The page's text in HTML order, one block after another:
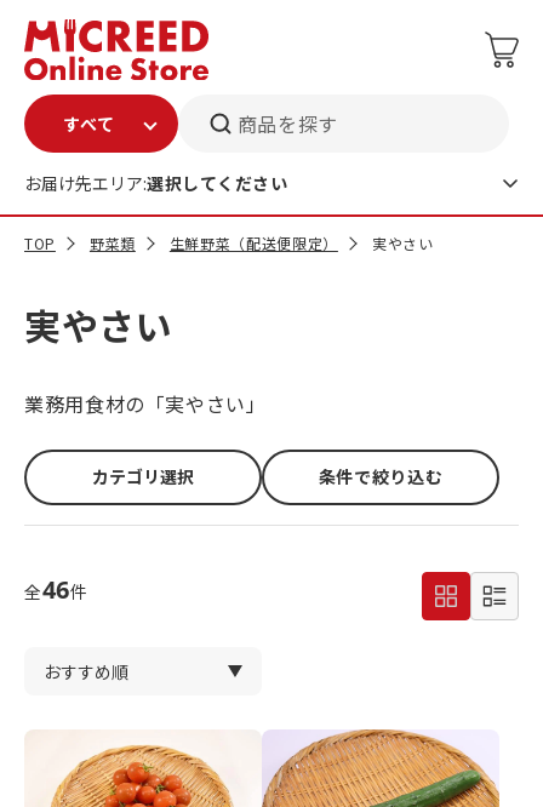
商品を探す
お届け先エリア:選択してください
TOP 野菜類 生鮮野菜（配送便限定） 実やさい
実やさい
業務用食材の「実やさい」
カテゴリ選択 条件で絞り込む
全46件